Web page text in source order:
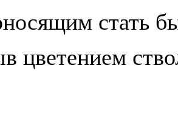
стать
цветением